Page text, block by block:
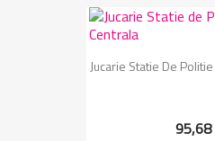
Jucarie Statie De
95,68